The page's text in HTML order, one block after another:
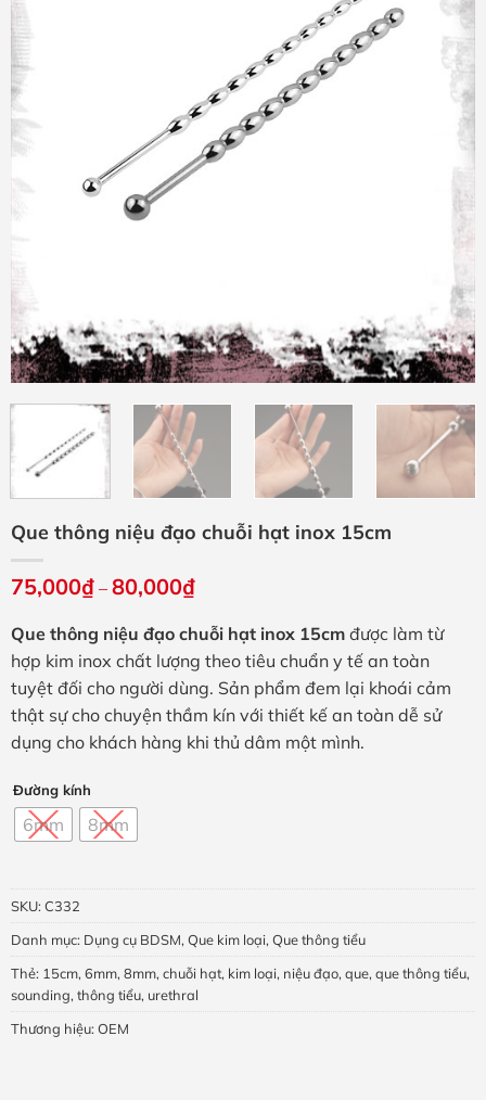
Que thông niệu đạo chuỗi hạt inox 15cm
75,000₫ – 80,000₫Khoảng
giá:
75,000₫
đến
80,000₫
Que thông niệu đạo chuỗi hạt inox 15cmđược làm từ
hợp kim inox chất lượng theo tiêu chuẩn y tế an toàn
tuyệt đối cho người dùng. Sản phẩm đem lại khoái cảm
thật sự cho chuyện thầm kín với thiết kế an toàn dễ sử
dụng cho khách hàng khi thủ dâm một mình.
Đường kính
6mm 8mm
SKU: C332
Danh mục: Dụng cụ BDSM, Que kim loại, Que thông tiểu
Thẻ: 15cm, 6mm, 8mm, chuỗi hạt, kim loại, niệu đạo, que, que thông tiểu,
sounding, thông tiểu, urethral
Thương hiệu: OEM